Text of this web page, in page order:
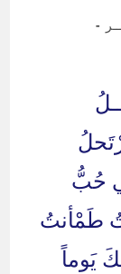
حُبُّ
طَمْأنتُ
يَوماً